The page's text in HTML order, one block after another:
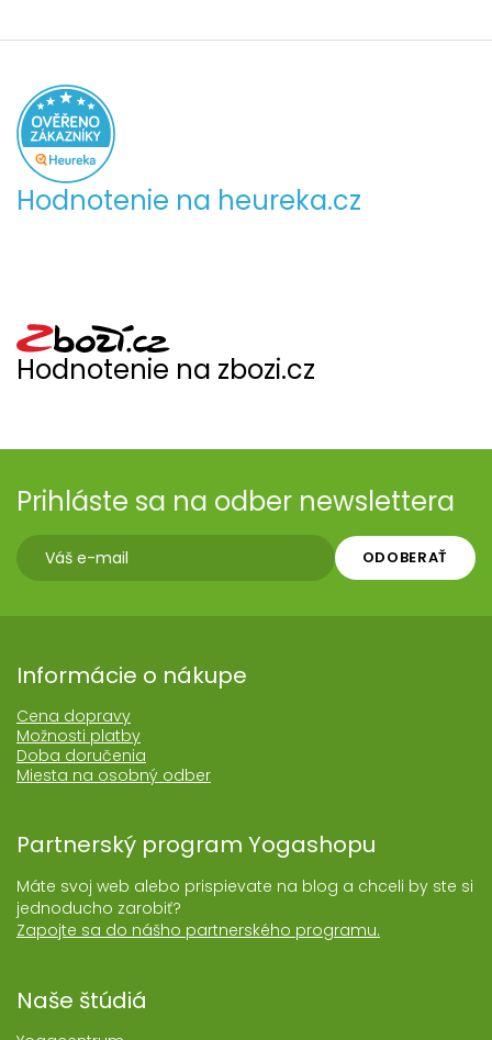
Hodnotenie na heureka.cz
Hodnotenie na zbozi.cz
Prihláste sa na odber newslettera
ODOBERAŤ
Informácie o nákupe
Cena dopravy
Možnosti platby
Doba doručenia
Miesta na osobný odber
Partnerský program Yogashopu
Máte svoj web alebo prispievate na blog a chceli by ste si
jednoducho zarobiť?
Zapojte sa do nášho partnerského programu.
Naše štúdiá